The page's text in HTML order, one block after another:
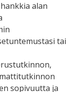
alan
tai
sopivuutta ja